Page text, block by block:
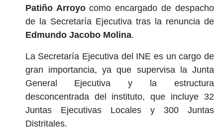
Patiño Arroyocomo encargado de despacho
de la Secretaría Ejecutiva tras la renuncia de
Edmundo Jacobo Molina.
La Secretaría Ejecutiva del INE es un cargo de
gran importancia, ya que supervisa la Junta
General Ejecutiva y la estructura
desconcentrada del instituto, que incluye 32
Juntas Ejecutivas Locales y 300 Juntas
Distritales.